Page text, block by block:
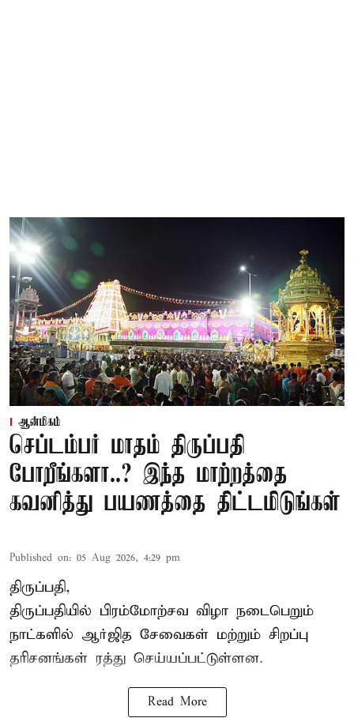
ஆன்மிகம்
செப்டம்பர் மாதம் திருப்பதி
போறீங்களா..? இந்த மாற்றத்தை
கவனித்து பயணத்தை திட்டமிடுங்கள்
Published on: 05 Aug 2026, 4:29 pm
திருப்பதி,
திருப்பதியில் பிரம்மோற்சவ விழா நடைபெறும்
நாட்களில் ஆர்ஜித சேவைகள் மற்றும் சிறப்பு
தரிசனங்கள் ரத்து செய்யப்பட்டுள்ளன.
Read More